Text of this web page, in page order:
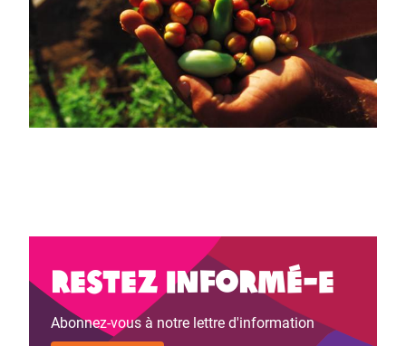
Restez informé-e
Abonnez-vous à notre lettre d'information